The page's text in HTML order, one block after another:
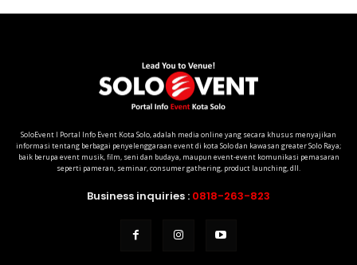
SoloEvent I Portal Info Event Kota Solo, adalah media online yang secara khusus menyajikan
informasi tentang berbagai penyelenggaraan event di kota Solo dan kawasan greater Solo Raya;
baik berupa event musik, film, seni dan budaya, maupun event-event komunikasi pemasaran
seperti pameran, seminar, consumer gathering, product launching, dll.
Business inquiries : 0818-263-823